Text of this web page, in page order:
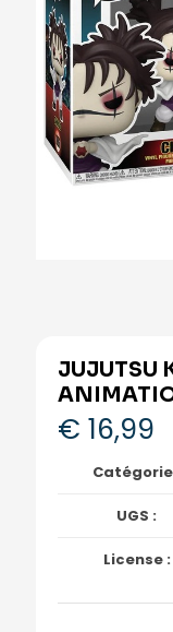
JUJUTSU
€ 16,99
UGS :
License :